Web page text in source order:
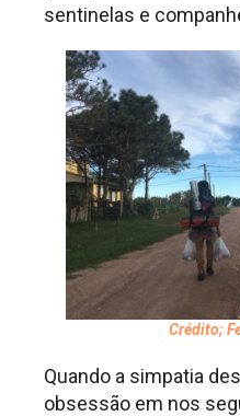
sentinelas e
Crédito;
Quando a simpatia
obsessão em nos